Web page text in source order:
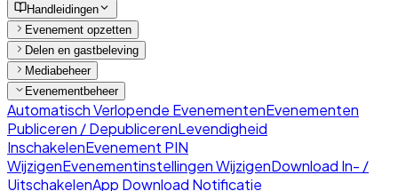
Handleidingen
Evenement opzetten
Delen en gastbeleving
Mediabeheer
Evenementbeheer
Automatisch Verlopende EvenementenEvenementen
Publiceren / DepublicerenLevendigheid
InschakelenEvenement PIN
WijzigenEvenementinstellingen WijzigenDownload In- /
UitschakelenApp Download Notificatie